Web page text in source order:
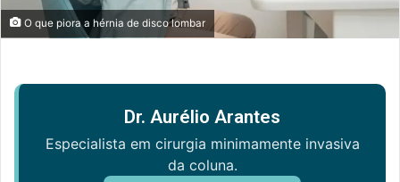
O que piora a hérnia de disco lombar
Dr. Aurélio Arantes
Especialista em cirurgia minimamente invasiva
da coluna.